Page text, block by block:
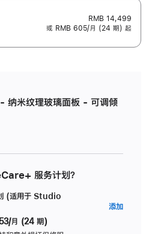
RMB 14,499
或 RMB 605/月 (24 期) 起
米纹理玻璃面板 - 可调倾
服务计划？
(适用于 Studio
月 (24 期)
添加